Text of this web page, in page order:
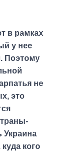
в рамках
у нее
Поэтому
не
это
Украина
кого